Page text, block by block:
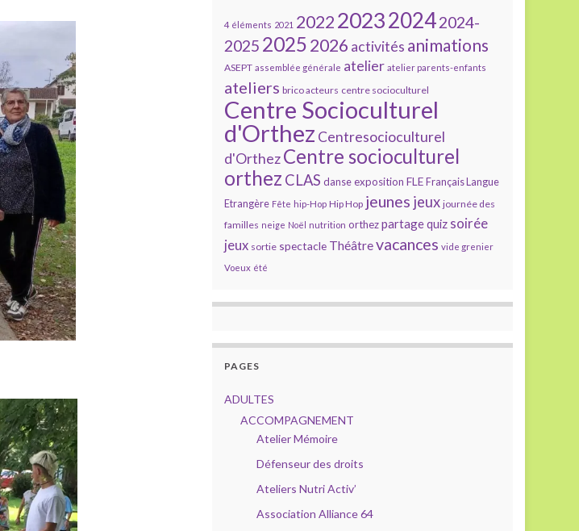
4 éléments 2021 2022202320242024-
2025 20252026 activités animations
ASEPT assemblée générale atelier atelier parents-enfants
ateliers brico acteurs centre socioculturel
Centre Socioculturel
d'Orthez Centresocioculturel
d'Orthez Centre socioculturel
orthez CLAS danse exposition FLE Français Langue
Etrangère Fête hip-Hop Hip Hop jeunes jeux journée des
familles neige Noël nutrition orthez partagequiz soirée
jeux sortie spectacle Théâtrevacances vide grenier
Voeux été
PAGES
ADULTES
ACCOMPAGNEMENT
Atelier Mémoire
Défenseur des droits
Ateliers Nutri Activ’
Association Alliance 64